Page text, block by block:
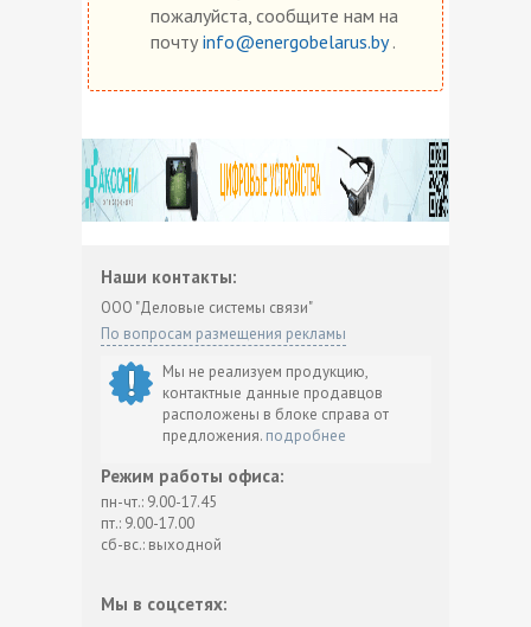
пожалуйста, сообщите нам на
почту info@energobelarus.by.
Наши контакты:
ООО "Деловые системы связи"
По вопросам размещения рекламы
Мы не реализуем продукцию,
контактные данные продавцов
расположены в блоке справа от
предложения. подробнее
Режим работы офиса:
пн-чт.: 9.00-17.45
пт.: 9.00-17.00
сб-вс.: выходной
Мы в соцсетях: